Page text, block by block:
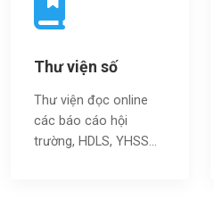
Thư viện số
Thư viện đọc online
các báo cáo hội
trường, HDLS, YHSS…